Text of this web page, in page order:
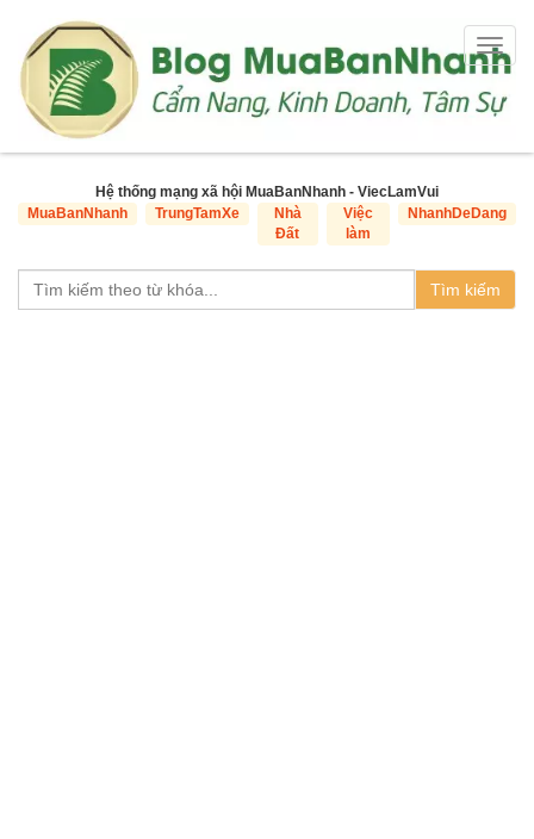
Hệ thống mạng xã hội MuaBanNhanh - ViecLamVui
MuaBanNhanh
TrungTamXe
Nhà
Đất
Việc
làm
NhanhDeDang
Tìm kiếm